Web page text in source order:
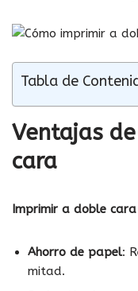
Tabla de
Ventajas
cara
Imprimir a doble cara
Ahorro de papel:
mitad.